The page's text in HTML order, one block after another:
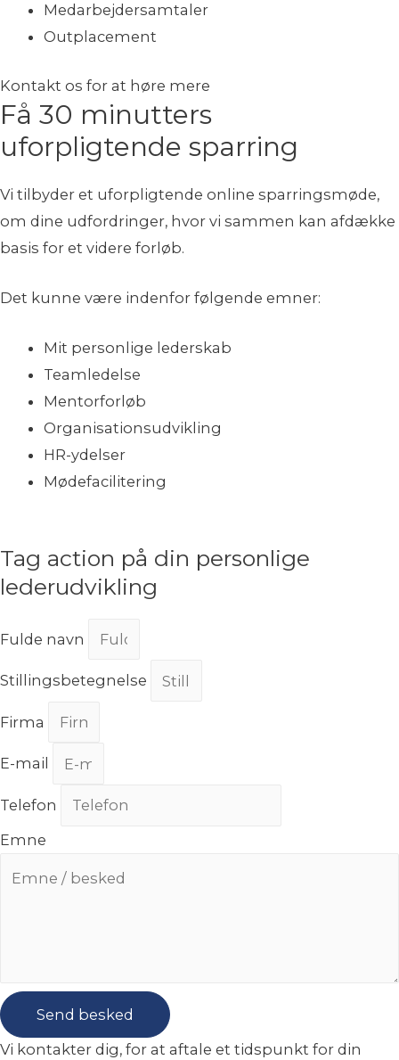
Medarbejdersamtaler
Outplacement
Kontakt os for at høre mere
Få 30 minutters
uforpligtende sparring
Vi tilbyder et uforpligtende online sparringsmøde,
om dine udfordringer, hvor vi sammen kan afdække
basis for et videre forløb.
Det kunne være indenfor følgende emner:
Mit personlige lederskab
Teamledelse
Mentorforløb
Organisationsudvikling
HR-ydelser
Mødefacilitering
Tag action på din personlige
lederudvikling
Fulde navn
Stillingsbetegnelse
Firma
E-mail
Telefon
Emne
Send besked
Vi kontakter dig, for at aftale et tidspunkt for din